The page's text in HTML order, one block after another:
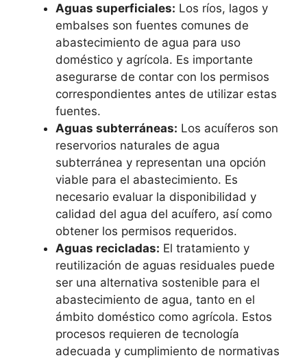
Aguas superficiales: Los ríos, lagos y
embalses son fuentes comunes de
abastecimiento de agua para uso
doméstico y agrícola. Es importante
asegurarse de contar con los permisos
correspondientes antes de utilizar estas
fuentes.
Aguas subterráneas: Los acuíferos son
reservorios naturales de agua
subterránea y representan una opción
viable para el abastecimiento. Es
necesario evaluar la disponibilidad y
calidad del agua del acuífero, así como
obtener los permisos requeridos.
Aguas recicladas: El tratamiento y
reutilización de aguas residuales puede
ser una alternativa sostenible para el
abastecimiento de agua, tanto en el
ámbito doméstico como agrícola. Estos
procesos requieren de tecnología
adecuada y cumplimiento de normativas